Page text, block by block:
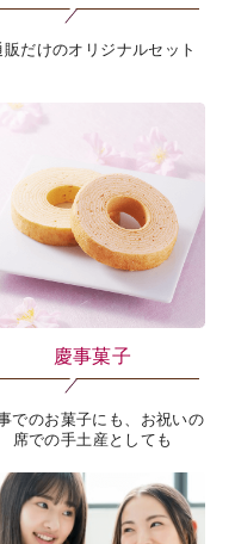
販だけのオリジナルセット
慶事菓子
でのお菓子にも、お祝いの
席での手土産としても